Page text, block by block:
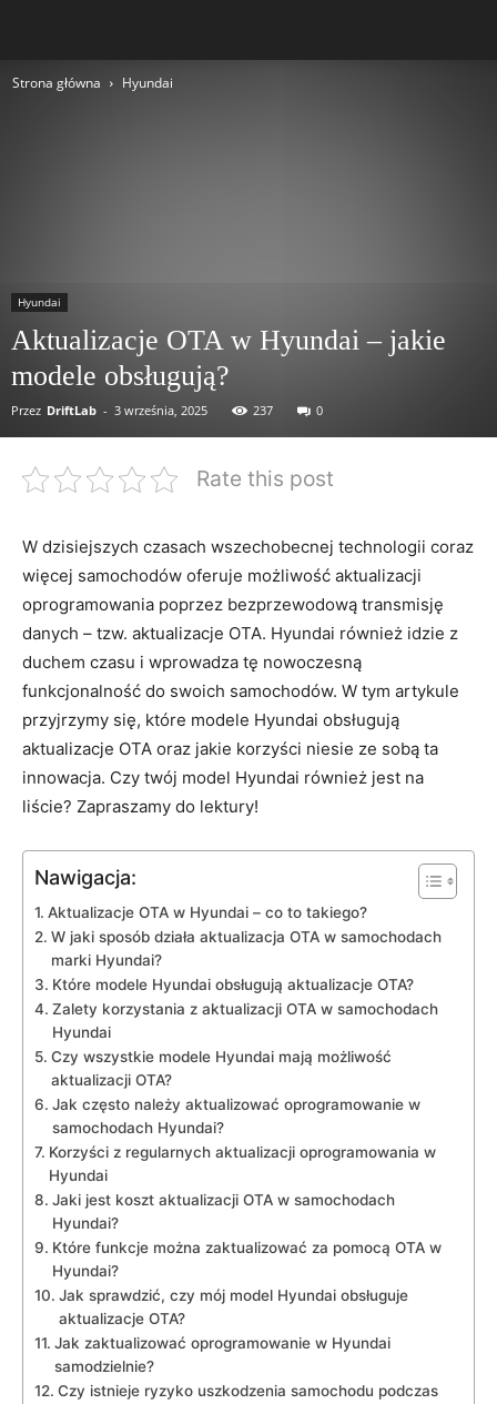
Strona główna Hyundai
Hyundai
Aktualizacje OTA w Hyundai – jakie
modele obsługują?
Przez DriftLab - 3 września, 2025 237 0
Rate this post
W ⁤dzisiejszych czasach ‌wszechobecnej technologii coraz
więcej samochodów oferuje możliwość aktualizacji
‌oprogramowania poprzez bezprzewodową transmisję
danych – tzw. aktualizacje ‍OTA. Hyundai również idzie ​z
duchem czasu i wprowadza tę nowoczesną
funkcjonalność do swoich samochodów. W‌ tym artykule
przyjrzymy się, ​które modele Hyundai ‌obsługują
aktualizacje ⁢OTA ⁣oraz jakie korzyści niesie ze sobą ta
innowacja. Czy twój ⁤model Hyundai również jest na
liście? Zapraszamy do lektury!
Nawigacja:
Aktualizacje OTA w Hyundai –​ co to takiego?
W jaki sposób działa aktualizacja⁢ OTA w samochodach
marki Hyundai?
Które⁤ modele Hyundai obsługują aktualizacje OTA?
Zalety ⁢korzystania⁤ z aktualizacji​ OTA w ⁣samochodach
Hyundai
Czy wszystkie modele Hyundai ‍mają możliwość
aktualizacji ⁢OTA?
Jak często należy aktualizować oprogramowanie w
samochodach ⁢Hyundai?
Korzyści z regularnych⁤ aktualizacji oprogramowania w
Hyundai
Jaki jest koszt aktualizacji OTA w samochodach
Hyundai?
Które ⁢funkcje można zaktualizować za pomocą OTA w‌
Hyundai?
Jak sprawdzić, czy ⁤mój model Hyundai obsługuje
aktualizacje OTA?
Jak zaktualizować oprogramowanie w⁣ Hyundai
samodzielnie?
Czy istnieje ryzyko uszkodzenia​ samochodu podczas